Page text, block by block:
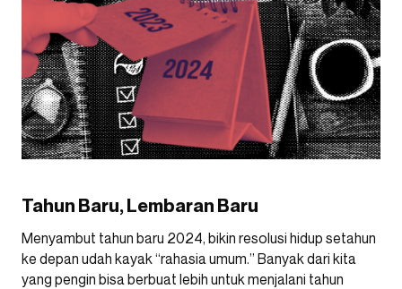
Tahun Baru, Lembaran Baru
Menyambut tahun baru 2024, bikin resolusi hidup setahun
ke depan udah kayak “rahasia umum.” Banyak dari kita
yang pengin bisa berbuat lebih untuk menjalani tahun